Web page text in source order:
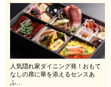
人気隠れ家ダイニング発！おもて
なしの席に華を添えるセンスあ
ふ…